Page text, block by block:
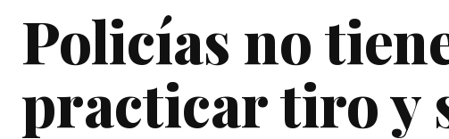
Policías no
practicar tiro y